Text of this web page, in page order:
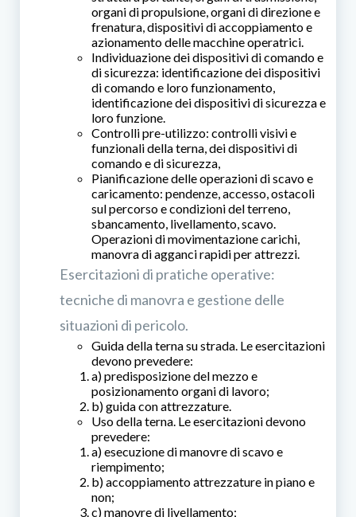
organi di propulsione, organi di direzione e
frenatura, dispositivi di accoppiamento e
azionamento delle macchine operatrici.
Individuazione dei dispositivi di comando e
di sicurezza: identificazione dei dispositivi
di comando e loro funzionamento,
identificazione dei dispositivi di sicurezza e
loro funzione.
Controlli pre-utilizzo: controlli visivi e
funzionali della terna, dei dispositivi di
comando e di sicurezza,
Pianificazione delle operazioni di scavo e
caricamento: pendenze, accesso, ostacoli
sul percorso e condizioni del terreno,
sbancamento, livellamento, scavo.
Operazioni di movimentazione carichi,
manovra di agganci rapidi per attrezzi.
Esercitazioni di pratiche operative:
tecniche di manovra e gestione delle
situazioni di pericolo.
Guida della terna su strada. Le esercitazioni
devono prevedere:
a) predisposizione del mezzo e
posizionamento organi di lavoro;
b) guida con attrezzature.
Uso della terna. Le esercitazioni devono
prevedere:
a) esecuzione di manovre di scavo e
riempimento;
b) accoppiamento attrezzature in piano e
non;
c) manovre di livellamento;